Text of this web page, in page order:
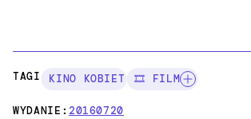
TAGI: KINO KOBIET 🎞️ FILM
WYDANIE:20160720